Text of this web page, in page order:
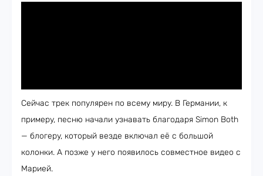
Сейчас трек популярен по всему миру. В Германии, к
примеру, песню начали узнавать благодаря Simon Both
— блогеру, который везде включал её с большой
колонки. А позже у него появилось совместное видео с
Марией.